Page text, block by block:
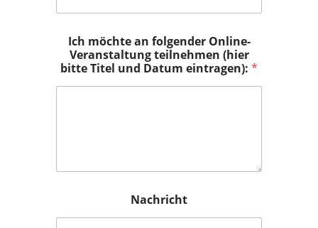
Ich möchte an folgender Online-
Veranstaltung teilnehmen (hier
bitte Titel und Datum eintragen): *
Nachricht